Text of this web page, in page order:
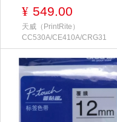
¥ 549.00
天威（PrintRite）
CC530A/CE410A/CRG31